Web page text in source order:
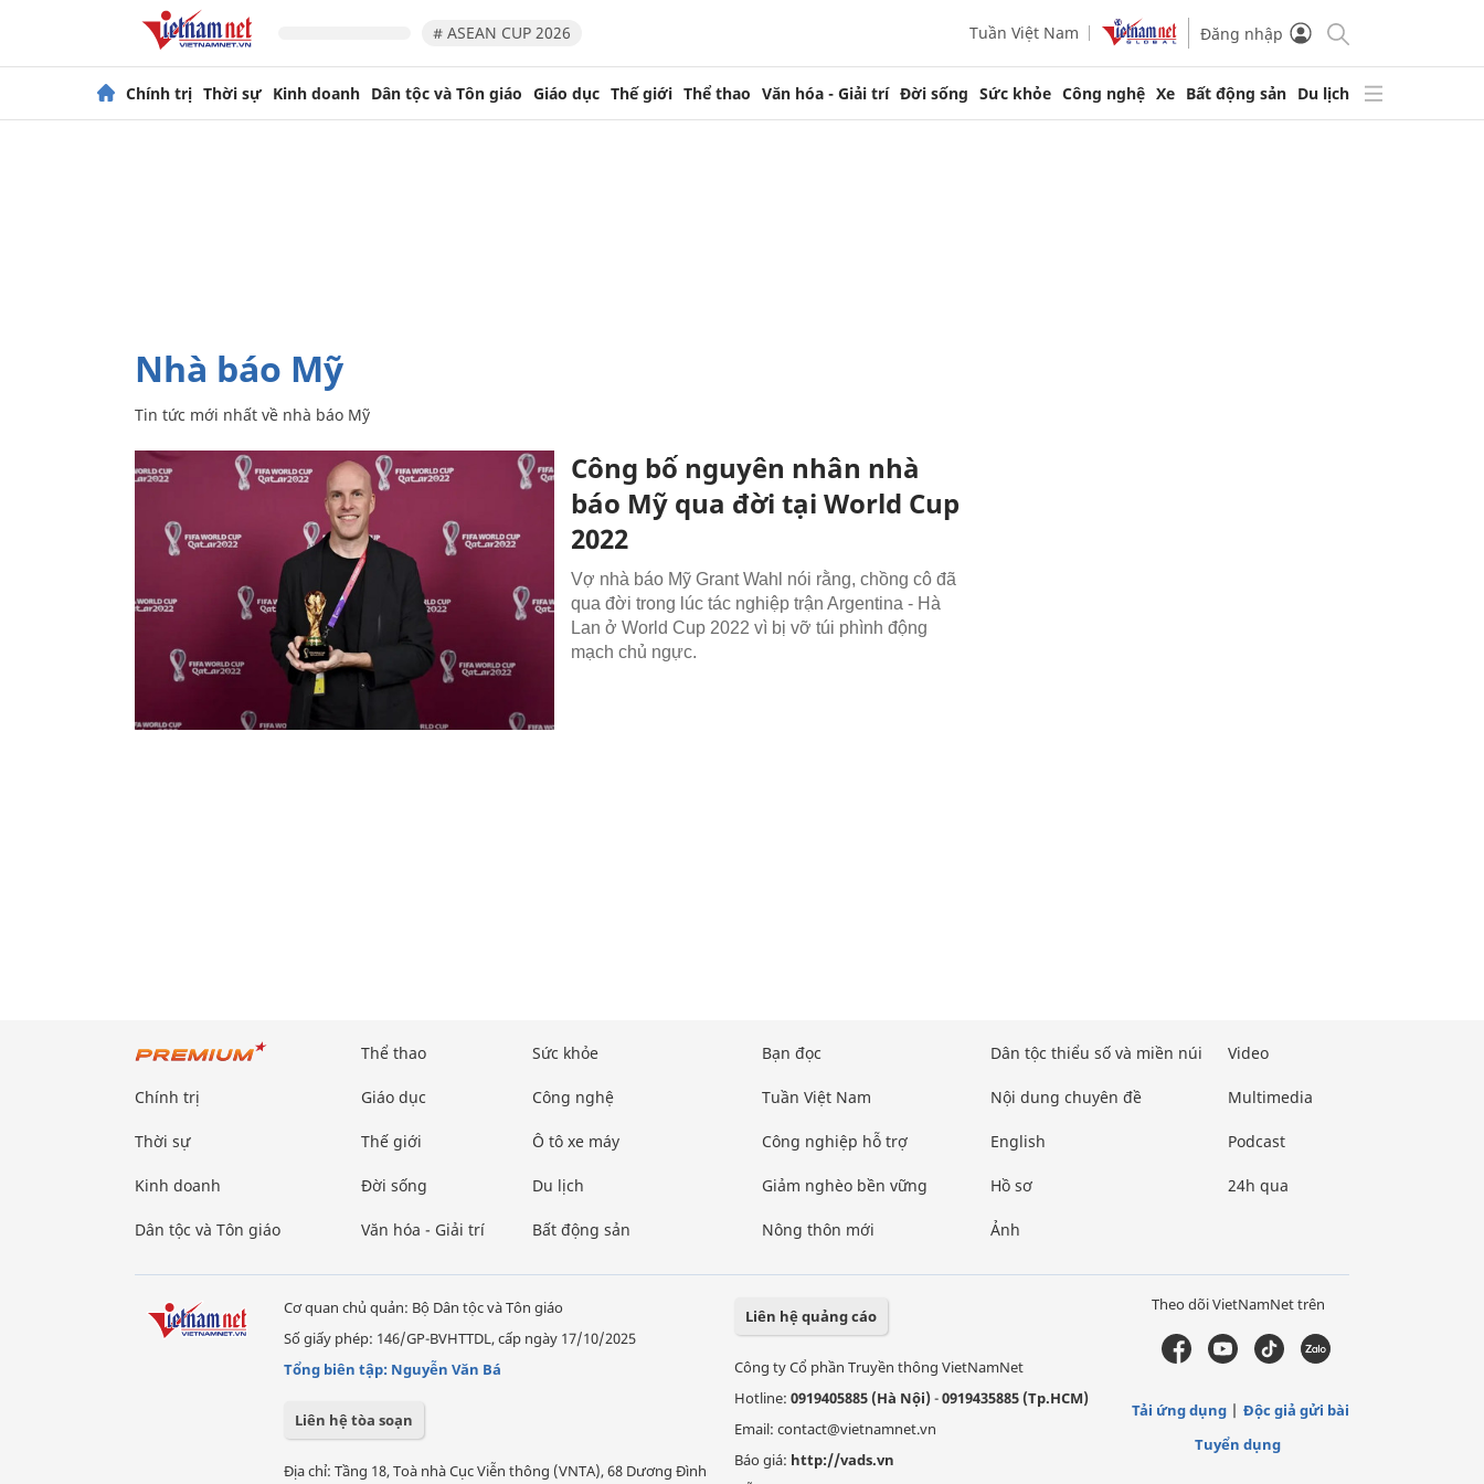
# ASEAN CUP 2026 Tuần Việt Nam Đăng nhập
Chính trị Thời sự Kinh doanh Dân tộc và Tôn giáo Giáo dục Thế giới Thể thao Văn hóa - Giải trí Đời sống Sức khỏe Công nghệ Xe Bất động sản Du lịch
nhà báo Mỹ
Tin tức mới nhất về nhà báo Mỹ
Công bố nguyên nhân nhà
báo Mỹ qua đời tại World Cup
2022
Vợ nhà báo Mỹ Grant Wahl nói rằng, chồng cô đã
qua đời trong lúc tác nghiệp trận Argentina - Hà
Lan ở World Cup 2022 vì bị vỡ túi phình động
mạch chủ ngực.
Chính trị
Thời sự
Kinh doanh
Dân tộc và Tôn giáo
Thể thao
Giáo dục
Thế giới
Đời sống
Văn hóa - Giải trí
Sức khỏe
Công nghệ
Ô tô xe máy
Du lịch
Bất động sản
Bạn đọc
Tuần Việt Nam
Công nghiệp hỗ trợ
Giảm nghèo bền vững
Nông thôn mới
Dân tộc thiểu số và miền núi
Nội dung chuyên đề
English
Hồ sơ
Ảnh
Video
Multimedia
Podcast
24h qua
Cơ quan chủ quản: Bộ Dân tộc và Tôn giáo
Số giấy phép: 146/GP-BVHTTDL, cấp ngày 17/10/2025
Tổng biên tập: Nguyễn Văn Bá
Liên hệ tòa soạn
Địa chỉ: Tầng 18, Toà nhà Cục Viễn thông (VNTA), 68 Dương Đình
Liên hệ quảng cáo
Công ty Cổ phần Truyền thông VietNamNet
Hotline: 0919405885 (Hà Nội)-0919435885 (Tp.HCM)
Email: contact@vietnamnet.vn
Báo giá: http://vads.vn
Theo dõi VietNamNet trên
Tải ứng dụng
Độc giả gửi bài
Tuyển dụng